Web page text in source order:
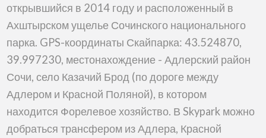
открывшийся в 2014 году и расположенный в
Ахштырском ущелье Сочинского национального
парка. GPS-координаты Скайпарка: 43.524870,
39.997230, местонахождение - Адлерский район
Сочи, село Казачий Брод (по дороге между
Адлером и Красной Поляной), в котором
находится Форелевое хозяйство. В Skypark можно
добраться трансфером из Адлера, Красной